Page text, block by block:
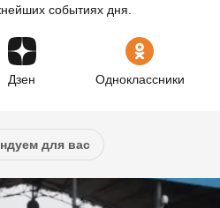
событиях дня.
Дзен Одноклассники
для вас